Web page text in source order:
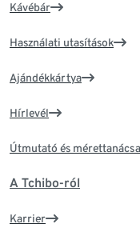
Kávébár
Használati utasítások
Ajándékkártya
Hírlevél
Útmutató és
A Tchibo-ról
Karrier